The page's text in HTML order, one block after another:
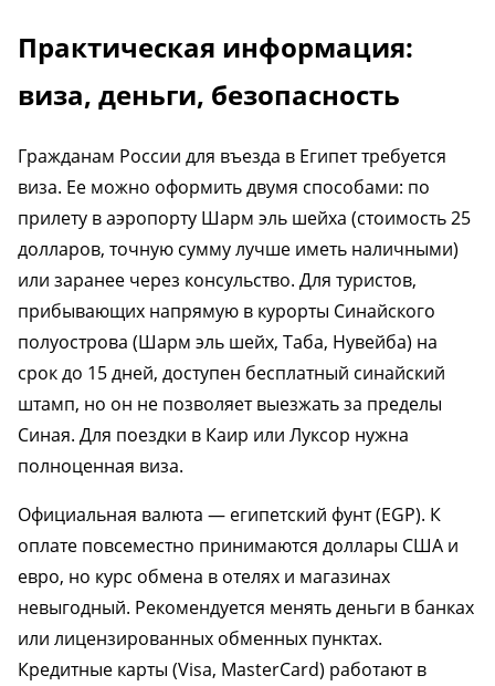
Практическая информация:
виза, деньги, безопасность
Гражданам России для въезда в Египет требуется
виза. Ее можно оформить двумя способами: по
прилету в аэропорту Шарм эль шейха (стоимость 25
долларов, точную сумму лучше иметь наличными)
или заранее через консульство. Для туристов,
прибывающих напрямую в курорты Синайского
полуострова (Шарм эль шейх, Таба, Нувейба) на
срок до 15 дней, доступен бесплатный синайский
штамп, но он не позволяет выезжать за пределы
Синая. Для поездки в Каир или Луксор нужна
полноценная виза.
Официальная валюта — египетский фунт (EGP). К
оплате повсеместно принимаются доллары США и
евро, но курс обмена в отелях и магазинах
невыгодный. Рекомендуется менять деньги в банках
или лицензированных обменных пунктах.
Кредитные карты (Visa, MasterCard) работают в